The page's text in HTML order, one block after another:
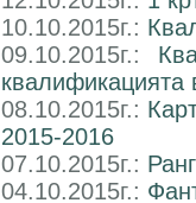
10.10.2015г.:
09.10.2015г.:
квалификацията
08.10.2015г.:
2015-2016
07.10.2015г.:
04.10.2015г.: